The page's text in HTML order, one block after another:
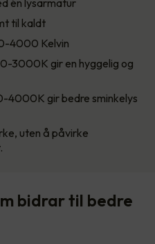
én lysarmatur
til kaldt
4000 Kelvin
3000K gir en hyggelig og
4000K gir bedre sminkelys
uten å påvirke
bidrar til bedre